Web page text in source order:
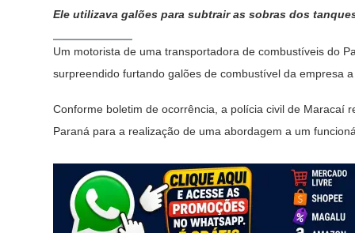
Ele utilizava galões para subtrair as sobras dos
Um motorista de uma transportadora de combustíveis do
surpreendido furtando galões de combustível da empresa
Conforme boletim de ocorrência, a polícia civil de Maracaí
Paraná para a realização de uma abordagem a um